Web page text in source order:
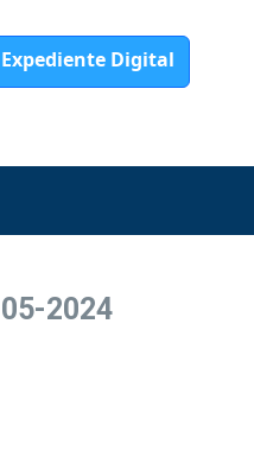
Expediente Digital
2024